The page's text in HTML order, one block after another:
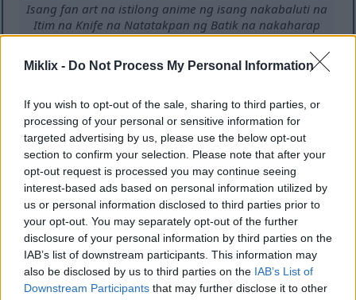
Miklix - Do Not Process My Personal Information
If you wish to opt-out of the sale, sharing to third parties, or
processing of your personal or sensitive information for
targeted advertising by us, please use the below opt-out
section to confirm your selection. Please note that after your
opt-out request is processed you may continue seeing
interest-based ads based on personal information utilized by
us or personal information disclosed to third parties prior to
your opt-out. You may separately opt-out of the further
disclosure of your personal information by third parties on the
IAB’s list of downstream participants. This information may
also be disclosed by us to third parties on the IAB’s List of
Downstream Participants that may further disclose it to other
Isang fan art na istilong anime ng isang nakabaluti na
Itim na Knife na Natatakpan ng Batik na nakaharap
sa isang matayog na Troll na Nagtitingi ng Bato sa
loob ng isang nagliliyab na kuweba sa ilalim ng lupa
bago ang labanan.
impormasyon at mas mataas na resolution.